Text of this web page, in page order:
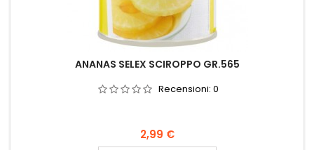
ANANAS SELEX SCIROPPO GR.565
Recensioni: 0
Prezzo
2,99 €